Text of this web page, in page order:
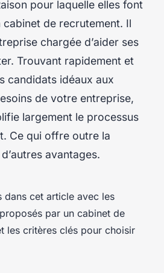
pour laquelle elles font
cabinet de recrutement. Il
chargée d’aider ses
Trouvant rapidement et
candidats idéaux aux
de votre entreprise,
largement le processus
Ce qui offre outre la
avantages.
dans cet article avec les
par un cabinet de
les critères clés pour choisir